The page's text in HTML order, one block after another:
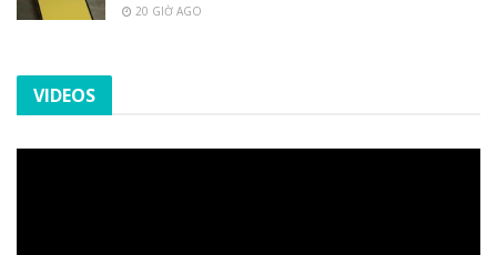
20 GIỜ AGO
VIDEOS